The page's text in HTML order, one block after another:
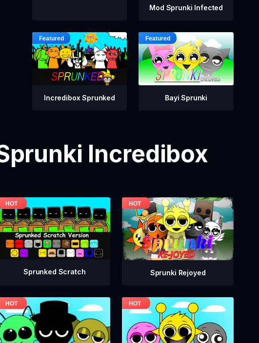
Mod Sprunki Infected
Incredibox Sprunked Bayi Sprunki
Incredibox
Sprunked Scratch Sprunki Rejoyed